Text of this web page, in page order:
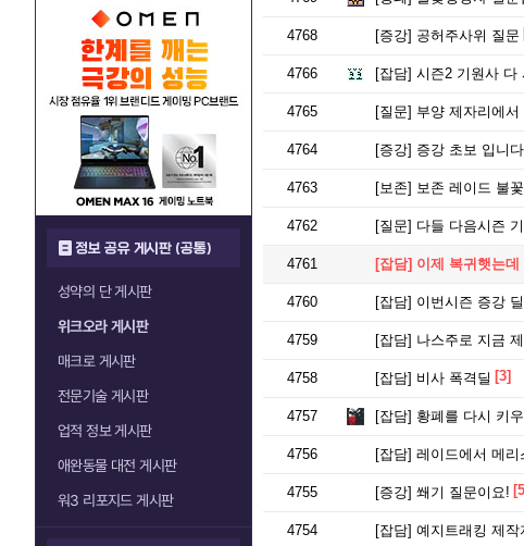
정보 공유 게시판 (공통)
성약의 단 게시판
위크오라 게시판
매크로 게시판
전문기술 게시판
업적 정보 게시판
애완동물 대전 게시판
워3 리포지드 게시판
4768 [증강] 공허주사위 질문
4766 [잡담] 시즌2 기원사 다
4765 [질문] 부양 제자리에
4764 [증강] 증강 초보 입니
4763 [보존] 보존 레이드 불
4762 [질문] 다들 다음시즌
4761 [잡담] 이제 복귀햇는데
4760 [잡담] 이번시즌 증강
4759 [잡담] 나스주로 지금
4758 [잡담] 비사 폭격딜 [3]
4757 [잡담] 황폐를 다시 키
4756 [잡담] 레이드에서 메
4755 [증강] 쐐기 질문이요!
4754 [잡담] 예지트래킹 제